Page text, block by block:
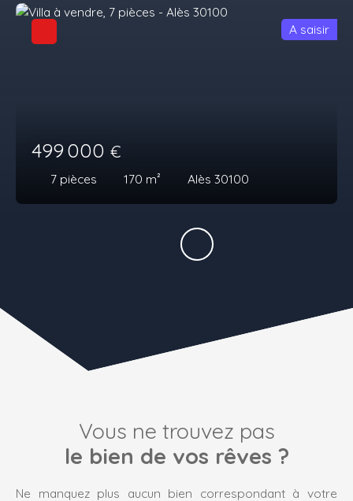
499 000 €
7 pièces 170 m² Alès 30100
A saisir
Vous ne trouvez pas
le bien de vos rêves ?
Ne manquez plus aucun bien correspondant à votre